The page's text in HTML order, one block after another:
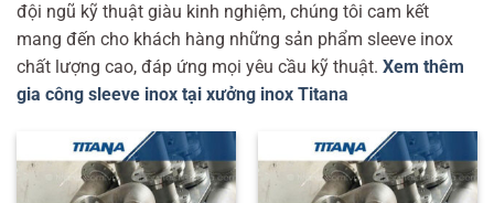
đội ngũ kỹ thuật giàu kinh nghiệm, chúng tôi cam kết
mang đến cho khách hàng những sản phẩm sleeve inox
chất lượng cao, đáp ứng mọi yêu cầu kỹ thuật. Xem thêm
gia công sleeve inox tại xưởng inox Titana